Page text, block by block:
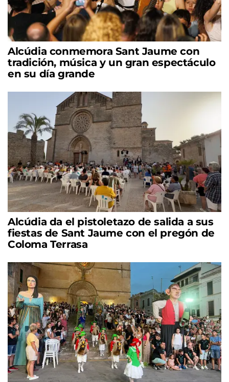
Alcúdia conmemora Sant Jaume con
tradición, música y un gran espectáculo
en su día grande
Alcúdia da el pistoletazo de salida a sus
fiestas de Sant Jaume con el pregón de
Coloma Terrasa